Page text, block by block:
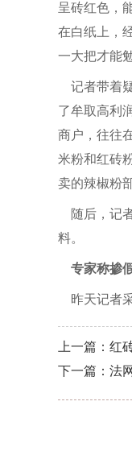
呈砖红色，
在白纸上，
一大把才能
记者带着
了牟取高利
商户，往往
米粉和红砖
卖的辣椒粉
随后，记
料。
专家称掺
昨天记者
上一篇：红
下一篇：法